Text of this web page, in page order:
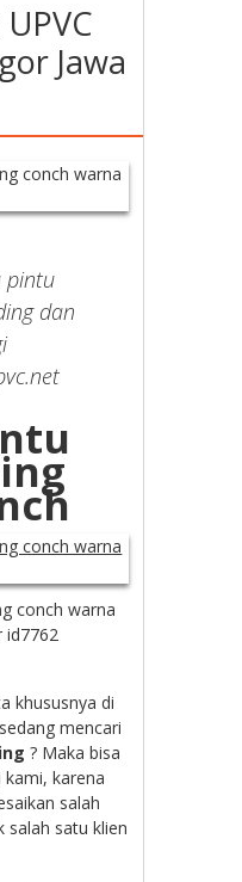
Jawa
pintu
dan
conch warna
id7762
khususnya di
mencari
? Maka bisa
karena
salah
salah satu klien